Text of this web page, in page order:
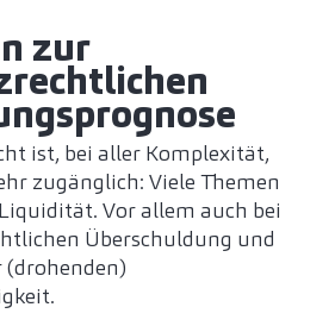
zur
ist, bei aller Komplexität,
zugänglich: Viele Themen
Vor allem auch bei
Überschuldung und